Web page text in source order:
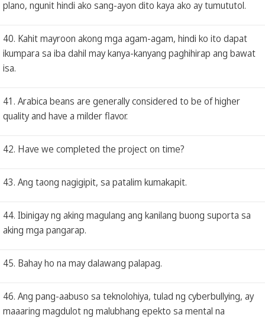
plano, ngunit hindi ako sang-ayon dito kaya ako ay tumututol.
40. Kahit mayroon akong mga agam-agam, hindi ko ito dapat
ikumpara sa iba dahil may kanya-kanyang paghihirap ang bawat
isa.
41. Arabica beans are generally considered to be of higher
quality and have a milder flavor.
42. Have we completed the project on time?
43. Ang taong nagigipit, sa patalim kumakapit.
44. Ibinigay ng aking magulang ang kanilang buong suporta sa
aking mga pangarap.
45. Bahay ho na may dalawang palapag.
46. Ang pang-aabuso sa teknolohiya, tulad ng cyberbullying, ay
maaaring magdulot ng malubhang epekto sa mental na